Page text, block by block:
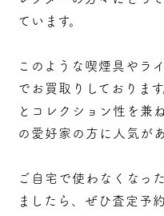
ています。
このような喫煙具やラ
でお買取りしておりま
とコレクション性を兼
の愛好家の方に人気があ
ご自宅で使わなくなっ
ましたら、ぜひ査定予